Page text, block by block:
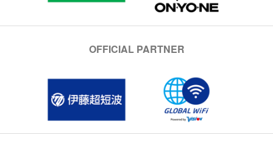
OFFICIAL PARTNER